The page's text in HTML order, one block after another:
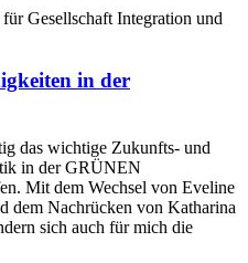
Gesellschaft Integration und
in der
das wichtige Zukunfts- und
in der GRÜNEN
Mit dem Wechsel von Eveline
dem Nachrücken von Katharina
sich auch für mich die